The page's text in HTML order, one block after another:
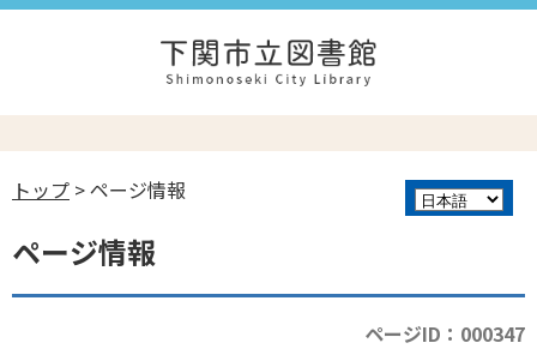
トップ > ページ情報
ページ情報
ページID：000347